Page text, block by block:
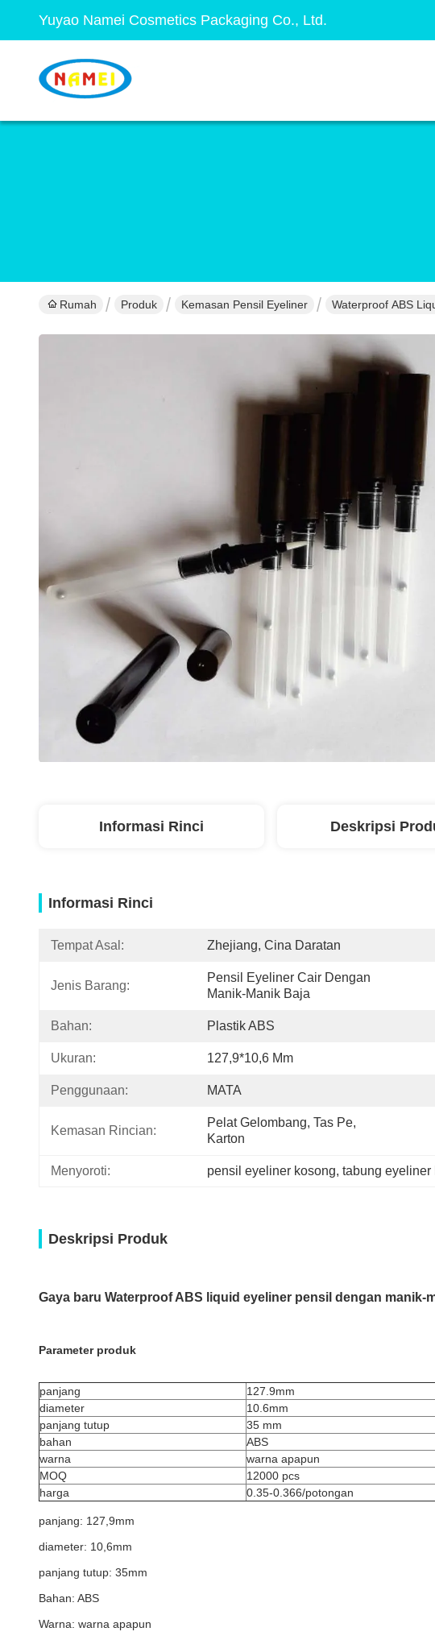
Yuyao Namei Cosmetics Packaging Co., Ltd.
Rumah Produk Kemasan Pensil Eyeliner Waterproof ABS
Informasi Rinci Deskripsi
Informasi Rinci
Tempat Asal: Zhejiang, Cina Daratan
Jenis Barang:
Pensil Eyeliner Cair Dengan
Manik-Manik Baja
Bahan: Plastik ABS
Ukuran: 127,9*10,6 Mm
Penggunaan: MATA
Kemasan Rincian:
Pelat Gelombang, Tas Pe,
Karton
Menyoroti: pensil eyeliner kosong, tabung eyeliner
Deskripsi Produk
Gaya baru Waterproof ABS liquid eyeliner pensil dengan manik-
Parameter produk
panjang
127.9mm
diameter
10.6mm
panjang tutup
35 mm
bahan
ABS
warna
warna apapun
MOQ
12000 pcs
harga
0.35-0.366/potongan
panjang: 127,9mm
diameter: 10,6mm
panjang tutup: 35mm
Bahan: ABS
Warna: warna apapun